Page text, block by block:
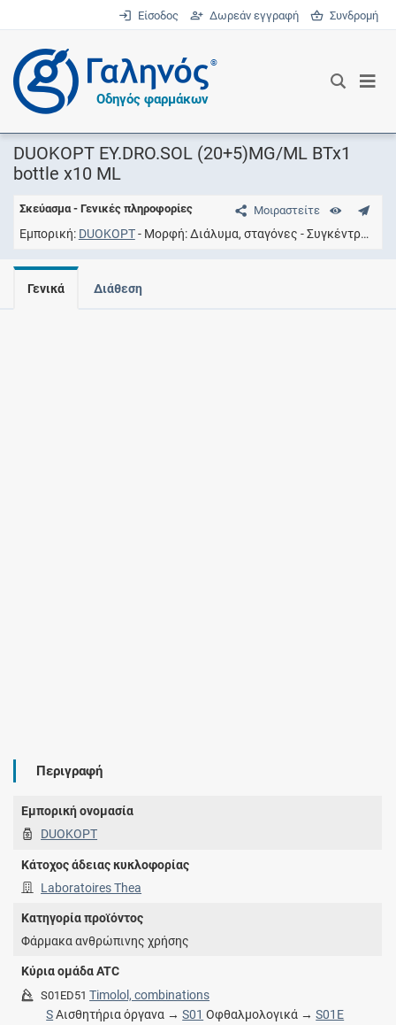
Είσοδος Δωρεάν εγγραφή Συνδρομή
®
Οδηγός φαρμάκων
DUOKOPT EY.DRO.SOL (20+5)MG/ML BTx1
bottle x10 ML
Μοιραστείτε
Σκεύασμα - Γενικές πληροφορίες
Εμπορική DUOKOPT Μορφή Διάλυμα, σταγόνες Συγκέντρωση
Γενικά Διάθεση
Περιγραφή
Εμπορική ονομασία
DUOKOPT
Κάτοχος άδειας κυκλοφορίας
Laboratoires Thea
Κατηγορία προϊόντος
Φάρμακα ανθρώπινης χρήσης
Κύρια ομάδα ATC
S01ED51 Timolol, combinations
SΑισθητήρια όργανα →S01 Οφθαλμολογικά →S01E